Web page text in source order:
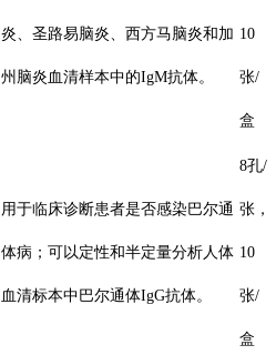
炎、圣路易脑炎、西方马脑炎和加
州脑炎血清样本中的IgM抗体。
10
张/
盒
用于临床诊断患者是否感染巴尔通
体病；可以定性和半定量分析人体
血清标本中巴尔通体IgG抗体。
8孔/
张，
10
张/
盒